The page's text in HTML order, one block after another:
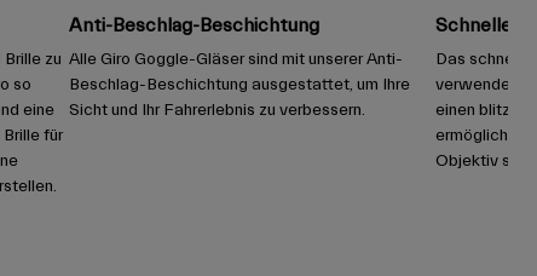
zu
so
eine
für
Anti-Beschlag-Beschichtung
Alle Giro Goggle-Gläser sind mit unserer Anti-
Beschlag-Beschichtung ausgestattet, um Ihre
Sicht und Ihr Fahrerlebnis zu verbessern.
Schnelles
Das
verwendet
einen
Objektiv